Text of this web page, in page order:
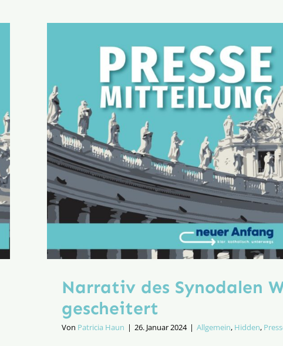
Narrativ des Synodalen
gescheitert
Von Patricia Haun | 26. Januar 2024 | Allgemein, Hidden,